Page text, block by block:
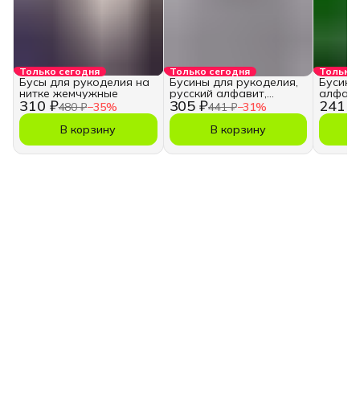
Только сегодня
310 ₽480 ₽−35%
Бусы для рукоделия на
нитке жемчужные
В корзину
Только сегодня
305 ₽441 ₽−31%
Бусины для рукоделия,
русский алфавит,
кубики
В корзину
Только
241 ₽